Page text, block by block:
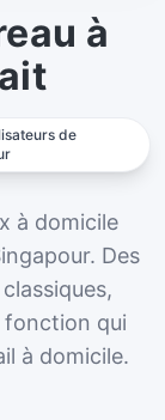
avec notre
à Singapour.
à domicile dès
à
de
à domicile
Des
qui
à domicile.